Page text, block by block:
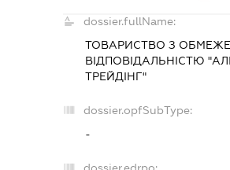
dossier.fullName:
ТОВАРИСТВО З
ВІДПОВІДАЛЬНІСТЮ
ТРЕЙДІНГ"
dossier.opfSubType:
-